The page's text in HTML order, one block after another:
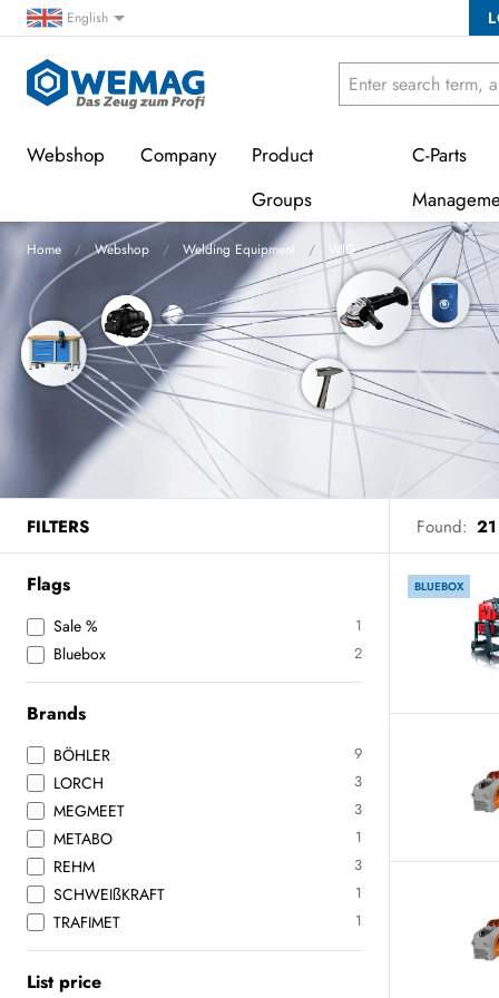
English
Webshop Company
Product
Groups
C-Parts
Home Webshop Welding Equipment WIG
FILTERS Found: 21
Flags
Sale % 1
Bluebox 2
Brands
BÖHLER 9
LORCH 3
MEGMEET 3
METABO 1
REHM 3
SCHWEIßKRAFT 1
TRAFIMET 1
List price
BLUEBOX